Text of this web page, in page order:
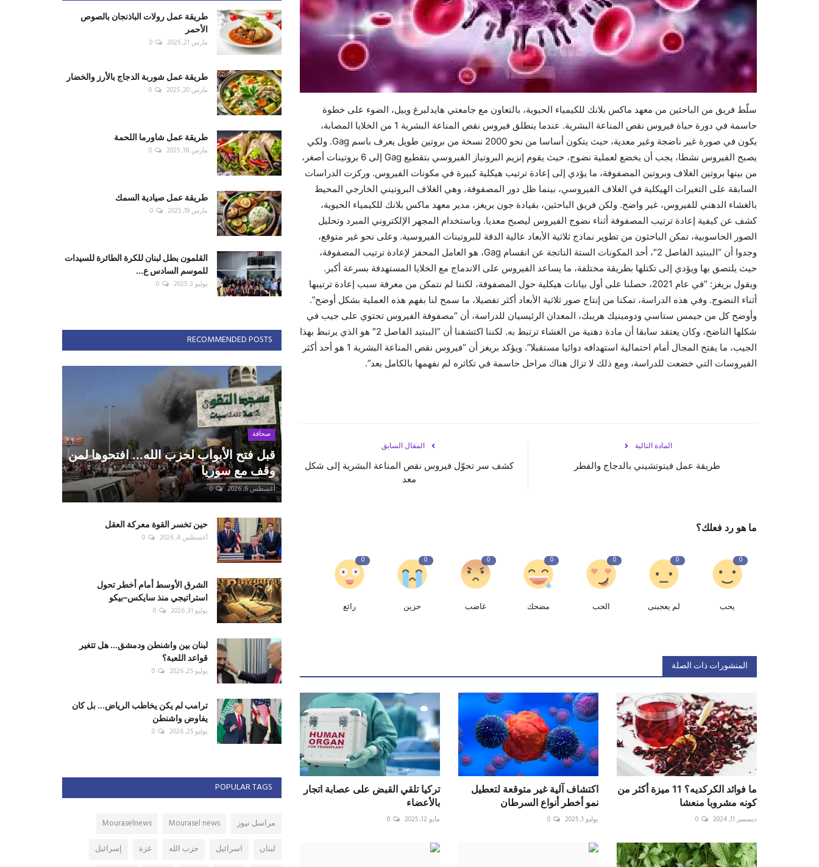
سلّط فريق من الباحثين من معهد ماكس بلانك للكيمياء الحيوية، بالتعاون مع جامعتي هايدلبرغ وييل، الضوء على خطوة
حاسمة في دورة حياة فيروس نقص المناعة البشرية. عندما ينطلق فيروس نقص المناعة البشرية 1 من الخلايا المصابة،
يكون في صورة غير ناضجة وغير معدية، حيث يتكون أساسا من نحو 2000 نسخة من بروتين طويل يعرف باسم Gag. ولكي
يصبح الفيروس نشطا، يجب أن يخضع لعملية نضوج، حيث يقوم إنزيم البروتياز الفيروسي بتقطيع Gag إلى 6 بروتينات أصغر،
من بينها بروتين الغلاف وبروتين المصفوفة، ما يؤدي إلى إعادة ترتيب هيكلية كبيرة في مكونات الفيروس. وركزت الدراسات
السابقة على التغيرات الهيكلية في الغلاف الفيروسي، بينما ظل دور المصفوفة، وهي الغلاف البروتيني الخارجي المحيط
بالغشاء الدهني للفيروس، غير واضح. ولكن فريق الباحثين، بقيادة جون بريغز، مدير معهد ماكس بلانك للكيمياء الحيوية،
كشف عن كيفية إعادة ترتيب المصفوفة أثناء نضوج الفيروس ليصبح معديا. وباستخدام المجهر الإلكتروني المبرد وتحليل
الصور الحاسوبية، تمكن الباحثون من تطوير نماذج ثلاثية الأبعاد عالية الدقة للبروتينات الفيروسية. وعلى نحو غير متوقع،
وجدوا أن “الببتيد الفاصل 2″، أحد المكونات الستة الناتجة عن انقسام Gag، هو العامل المحفز لإعادة ترتيب المصفوفة،
حيث يلتصق بها ويؤدي إلى تكتلها بطريقة مختلفة، ما يساعد الفيروس على الاندماج مع الخلايا المستهدفة بسرعة أكبر.
ويقول بريغز: “في عام 2021، حصلنا على أول بيانات هيكلية حول المصفوفة، لكننا لم نتمكن من معرفة سبب إعادة ترتيبها
أثناء النضوج. وفي هذه الدراسة، تمكنا من إنتاج صور ثلاثية الأبعاد أكثر تفصيلا، ما سمح لنا بفهم هذه العملية بشكل أوضح”.
وأوضح كل من جيمس ستاسي ودومينيك هريبك، المعدان الرئيسيان للدراسة، أن “مصفوفة الفيروس تحتوي على جيب في
شكلها الناضج، وكان يعتقد سابقا أن مادة دهنية من الغشاء ترتبط به. لكننا اكتشفنا أن “الببتيد الفاصل 2″ هو الذي يرتبط بهذا
الجيب، ما يفتح المجال أمام احتمالية استهدافه دوائيا مستقبلا”. ويؤكد بريغز أن “فيروس نقص المناعة البشرية 1 هو أحد أكثر
الفيروسات التي خضعت للدراسة، ومع ذلك لا تزال هناك مراحل حاسمة في تكاثره لم نفهمها بالكامل بعد”.
المقال السابق
كشف سر تحوّل فيروس نقص المناعة البشرية إلى شكل
معد
المادة التالية
طريقة عمل فيتوتشيني بالدجاج والفطر
ما هو رد فعلك؟
0
يحب
0
لم يعجبنى
0
الحب
0
مضحك
0
غاضب
0
حزين
0
رائع
المنشورات ذات الصلة
ما فوائد الكركديه؟ 11 ميزة أكثر من
كونه مشروبا منعشا
ديسمبر 11, 2024 0
اكتشاف آلية غير متوقعة لتعطيل
نمو أخطر أنواع السرطان
يوليو 1, 2025 0
تركيا تلقي القبض على عصابة اتجار
بالأعضاء
مايو 12, 2025 0
طريقة عمل رولات الباذنجان بالصوص
الأحمر
مارس 21, 2025 0
طريقة عمل شوربة الدجاج بالأرز والخضار
مارس 20, 2025 0
طريقة عمل شاورما اللحمة
مارس 18, 2025 0
طريقة عمل صيادية السمك
مارس 19, 2025 0
القلمون بطل لبنان للكرة الطائرة للسيدات
للموسم السادس ع...
يوليو 3, 2025 0
RECOMMENDED POSTS
صحافة
قبل فتح الأبواب لحزب الله... افتحوها لمن
وقف مع سوريا
أغسطس 6, 2026 0
حين تخسر القوة معركة العقل
أغسطس 4, 2026 0
الشرق الأوسط أمام أخطر تحول
استراتيجي منذ سايكس–بيكو
يوليو 31, 2026 0
لبنان بين واشنطن ودمشق... هل تتغير
قواعد اللعبة؟
يوليو 25, 2026 0
ترامب لم يكن يخاطب الرياض... بل كان
يفاوض واشنطن
يوليو 25, 2026 0
POPULAR TAGS
مراسل نيوز Mourasel news
Mouraselnews
لبنان
اسرائيل حزب الله غزة
إسرائيل